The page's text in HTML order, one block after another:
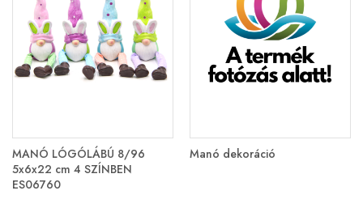
MANÓ LÓGÓLÁBÚ 8/96
5x6x22 cm 4 SZÍNBEN
ES06760
Manó dekoráció